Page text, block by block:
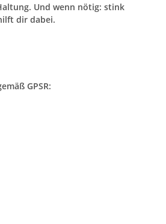
Und wenn nötig: stink
dir dabei.
GPSR: